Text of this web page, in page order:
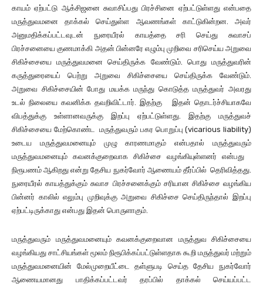
காயம் ஏற்பட்டு ஆக்சிஜனை சுவாசிப்பது பிரச்சினை ஏற்பட்டுள்ளது என்பதை
மருத்துவமனை தாக்கல் செய்துள்ள ஆவணங்கள் காட்டுகின்றன. அவர்
அனுமதிக்கப்பட்டவுடன் நுரையீரல் காயத்தை சரி செய்து சுவாசப்
பிரச்சனையை குணமாக்கி அதன் பின்னரே எழும்பு முறிவை சரிசெய்ய அறுவை
சிகிச்சையை மருத்துவமனை செய்திருக்க வேண்டும். பொது மருத்துவரின்
கருத்துரையைப் பெற்று அறுவை சிகிச்சையை செய்திருக்க வேண்டும்.
அறுவை சிகிச்சையின் போது மயக்க மருந்து கொடுத்த மருத்துவர் அவரது
உடல் நிலையை கவனிக்க தவறிவிட்டார். இதற்கு இதன் தொடர்ச்சியாகவே
விபத்துக்கு உள்ளானவருக்கு இறப்பு ஏற்பட்டுள்ளது. இதற்கு மருத்துவச்
சிகிச்சையை மேற்கொண்ட மருத்துவரும் பகர பொறுப்பு (vicarious liability)
உடைய மருத்துவமனையும் முழு காரணமாகும் என்பதால் மருத்துவரும்
மருத்துவமனையும் கவனக்குறைவாக சிகிச்சை வழங்கியுள்ளனர் என்பது
நிரூபணம் ஆகிறது என்று தேசிய நுகர்வோர் ஆணையம் தீர்ப்பில் தெரிவித்தது.
நுரையீரல் காயத்துக்கும் சுவாச பிரச்சனைக்கும் சரியான சிகிச்சை வழங்கிய
பின்னர் காலில் எலும்பு முறிவுக்கு அறுவை சிகிச்சை செய்திருந்தால் இறப்பு
ஏற்பட்டிருக்காது என்பது இதன் பொருளாகும்.
மருத்துவரும் மருத்துவமனையும் கவனக்குறைவான மருத்துவ சிகிச்சையை
வழங்கியது சாட்சியங்கள் மூலம் நிரூபிக்கப்பட்டுள்ளதாக கூறி மருத்துவர் மற்றும்
மருத்துவமனையின் மேல்முறையீட்டை தள்ளுபடி செய்த தேசிய நுகர்வோர்
ஆணையமானது பாதிக்கப்பட்டவர் தரப்பில் தாக்கல் செய்யப்பட்ட